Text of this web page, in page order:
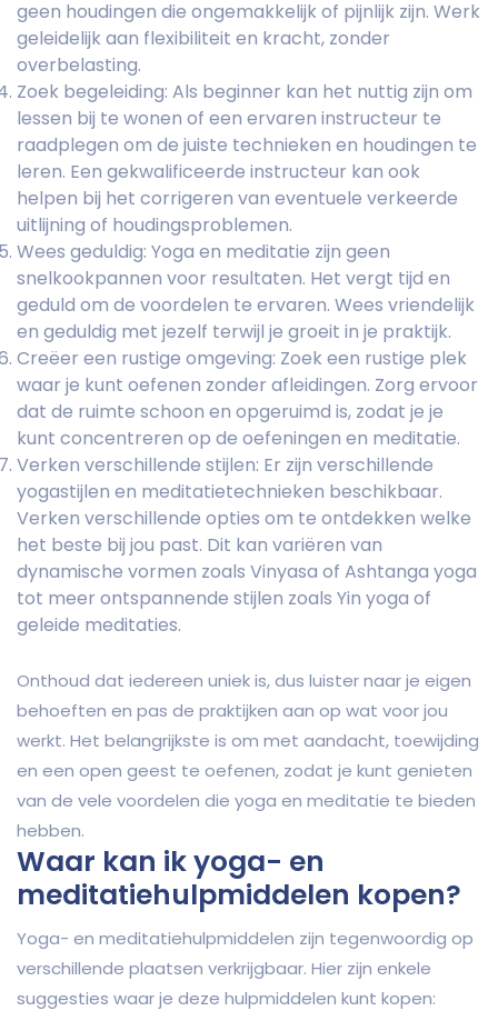
geen houdingen die ongemakkelijk of pijnlijk zijn. Werk
geleidelijk aan flexibiliteit en kracht, zonder
overbelasting.
Zoek begeleiding: Als beginner kan het nuttig zijn om
lessen bij te wonen of een ervaren instructeur te
raadplegen om de juiste technieken en houdingen te
leren. Een gekwalificeerde instructeur kan ook
helpen bij het corrigeren van eventuele verkeerde
uitlijning of houdingsproblemen.
Wees geduldig: Yoga en meditatie zijn geen
snelkookpannen voor resultaten. Het vergt tijd en
geduld om de voordelen te ervaren. Wees vriendelijk
en geduldig met jezelf terwijl je groeit in je praktijk.
Creëer een rustige omgeving: Zoek een rustige plek
waar je kunt oefenen zonder afleidingen. Zorg ervoor
dat de ruimte schoon en opgeruimd is, zodat je je
kunt concentreren op de oefeningen en meditatie.
Verken verschillende stijlen: Er zijn verschillende
yogastijlen en meditatietechnieken beschikbaar.
Verken verschillende opties om te ontdekken welke
het beste bij jou past. Dit kan variëren van
dynamische vormen zoals Vinyasa of Ashtanga yoga
tot meer ontspannende stijlen zoals Yin yoga of
geleide meditaties.
Onthoud dat iedereen uniek is, dus luister naar je eigen
behoeften en pas de praktijken aan op wat voor jou
werkt. Het belangrijkste is om met aandacht, toewijding
en een open geest te oefenen, zodat je kunt genieten
van de vele voordelen die yoga en meditatie te bieden
hebben.
Waar kan ik yoga- en
meditatiehulpmiddelen kopen?
Yoga- en meditatiehulpmiddelen zijn tegenwoordig op
verschillende plaatsen verkrijgbaar. Hier zijn enkele
suggesties waar je deze hulpmiddelen kunt kopen: